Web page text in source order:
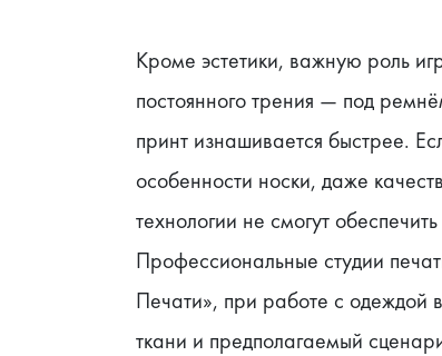
Кроме эстетики, важную роль
постоянного трения — под
принт изнашивается быстрее.
особенности носки, даже
технологии не смогут
Профессиональные студии
Печати», при работе с одеждой
ткани и предполагаемый